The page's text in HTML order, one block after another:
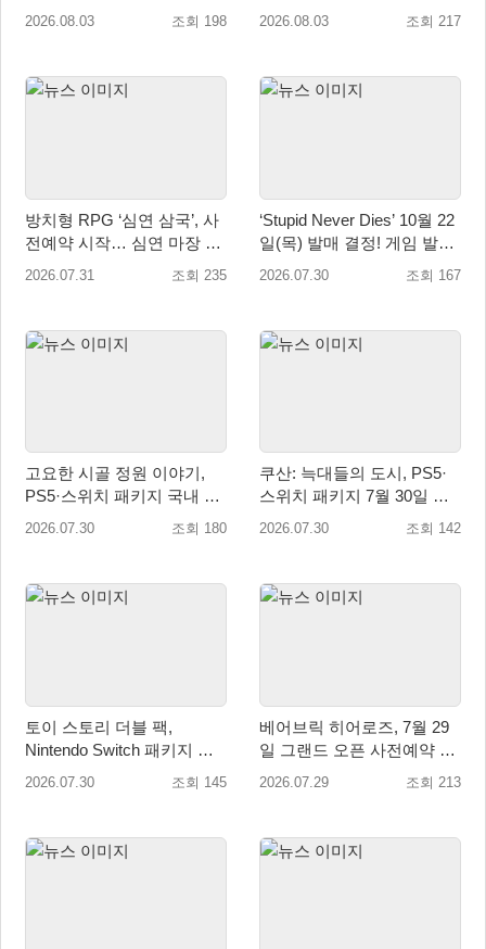
시
2026.08.03 조회 198
출시 예정
2026.08.03 조회 217
방치형 RPG ‘심연 삼국’, 사
전예약 시작… 심연 마장 수
집·육성 예고
2026.07.31 조회 235
‘Stupid Never Dies’ 10월 22
일(목) 발매 결정! 게임 발매
에 앞서 주제가 음원 선공개
2026.07.30 조회 167
고요한 시골 정원 이야기,
PS5·스위치 패키지 국내 정
식 출시
2026.07.30 조회 180
쿠산: 늑대들의 도시, PS5·
스위치 패키지 7월 30일 국
내 정식 출시
2026.07.30 조회 142
토이 스토리 더블 팩,
Nintendo Switch 패키지 예
약판매 시작
2026.07.30 조회 145
베어브릭 히어로즈, 7월 29
일 그랜드 오픈 사전예약 시
작… 8월 말 오픈 예정
2026.07.29 조회 213